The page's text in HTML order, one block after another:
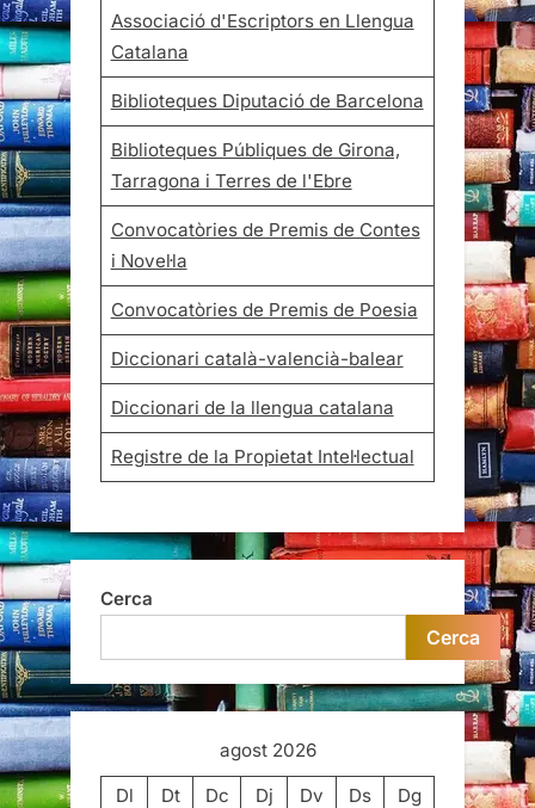
Associació d'Escriptors en Llengua
Catalana
Biblioteques Diputació de Barcelona
Biblioteques Públiques de Girona,
Tarragona i Terres de l'Ebre
Convocatòries de Premis de Contes
i Novel·la
Convocatòries de Premis de Poesia
Diccionari català-valencià-balear
Diccionari de la llengua catalana
Registre de la Propietat Intel·lectual
Cerca
Cerca
agost 2026
Dl
Dt Dc Dj Dv Ds
Dg